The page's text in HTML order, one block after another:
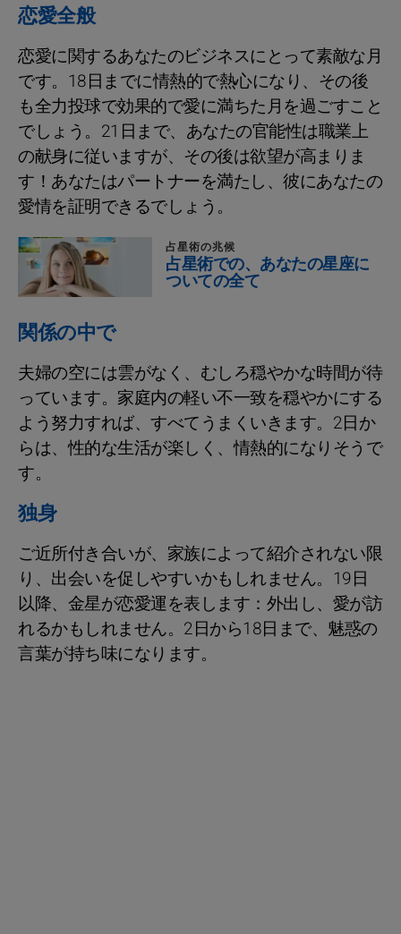
恋愛全般
恋愛に関するあなたのビジネスにとって素敵な月
です。18日までに情熱的で熱心になり、その後
も全力投球で効果的で愛に満ちた月を過ごすこと
でしょう。21日まで、あなたの官能性は職業上
の献身に従いますが、その後は欲望が高まりま
す！あなたはパートナーを満たし、彼にあなたの
愛情を証明できるでしょう。
占星術の兆候
占星術での、あなたの星座に
ついての全て
関係の中で
夫婦の空には雲がなく、むしろ穏やかな時間が待
っています。家庭内の軽い不一致を穏やかにする
よう努力すれば、すべてうまくいきます。2日か
らは、性的な生活が楽しく、情熱的になりそうで
す。
独身
ご近所付き合いが、家族によって紹介されない限
り、出会いを促しやすいかもしれません。19日
以降、金星が恋愛運を表します：外出し、愛が訪
れるかもしれません。2日から18日まで、魅惑の
言葉が持ち味になります。